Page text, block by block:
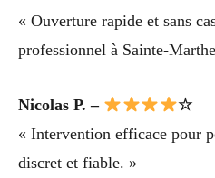
« Ouverture rapide et sans
professionnel à Sainte-
Nicolas P. –
☆
« Intervention efficace pour
discret et fiable. »